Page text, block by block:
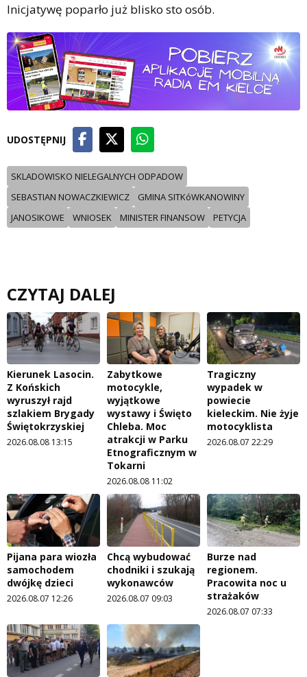
Inicjatywę poparło już blisko sto osób.
UDOSTĘPNIJ
SKLADOWISKO NIELEGALNYCH ODPADOW
SEBASTIAN NOWACZKIEWICZ
GMINA SITKóWKANOWINY
JANOSIKOWE
WNIOSEK MINISTER FINANSOW PETYCJA
CZYTAJ DALEJ
Kierunek Lasocin.
Z Końskich
wyruszył rajd
szlakiem Brygady
Świętokrzyskiej
2026.08.08 13:15
Zabytkowe
motocykle,
wyjątkowe
wystawy i Święto
Chleba. Moc
atrakcji w Parku
Etnograficznym w
Tokarni
2026.08.08 11:02
Tragiczny
wypadek w
powiecie
kieleckim. Nie żyje
motocyklista
2026.08.07 22:29
Pijana para wiozła
samochodem
dwójkę dzieci
2026.08.07 12:26
Chcą wybudować
chodniki i szukają
wykonawców
2026.08.07 09:03
Burze nad
regionem.
Pracowita noc u
strażaków
2026.08.07 07:33